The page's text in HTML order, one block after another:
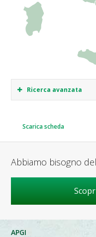
Ricerca avanzata
Scarica scheda
Abbiamo bisogno
APGI